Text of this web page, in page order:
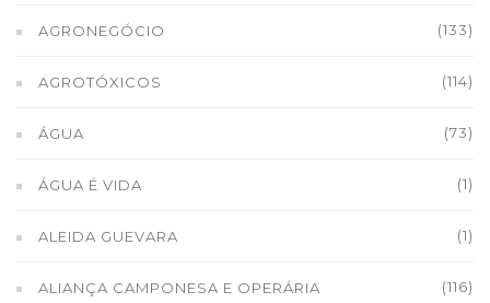
AGRONEGÓCIO (133)
AGROTÓXICOS (114)
ÁGUA (73)
ÁGUA É VIDA (1)
ALEIDA GUEVARA (1)
ALIANÇA CAMPONESA E OPERÁRIA (116)